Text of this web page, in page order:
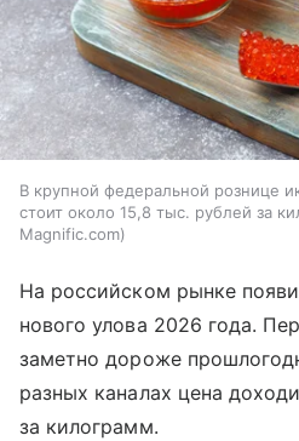
В крупной федеральной рознице
стоит около 15,8 тыс. рублей за
Magnific.com
На российском рынке
нового улова 2026 года.
заметно дороже
разных каналах цена
за килограмм.